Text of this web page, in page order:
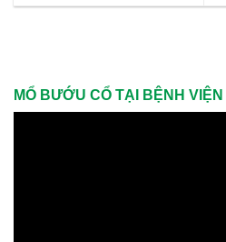
MỔ BƯỚU CỔ TẠI BỆNH